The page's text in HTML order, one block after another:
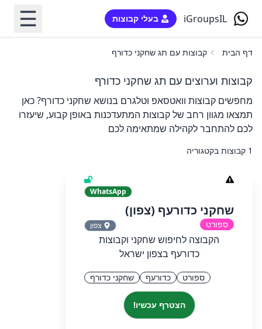
iGroupsIL בעלי קבוצות ☰
דף הבית קבוצות עם תג שחקני כדורף
קבוצות וערוצים עם תג שחקני כדורף
מחפשים קבוצות וואטסאפ וטלגרם בנושא שחקני כדורף? כאן
תמצאו מגוון רחב של קבוצות המתעדכנות באופן קבוע, שיעזרו
לכם להתחבר לקהילה שמתאימה לכם
1 קבוצות בקטגוריה
WhatsApp
שחקני כדורעף (צפון)
ספורט צפון
הקבוצה לחיפוש שחקני וקבוצות
כדורעף בצפון ישראל
ספורט כדורעף שחקני כדורף
הצטרף עכשיו!